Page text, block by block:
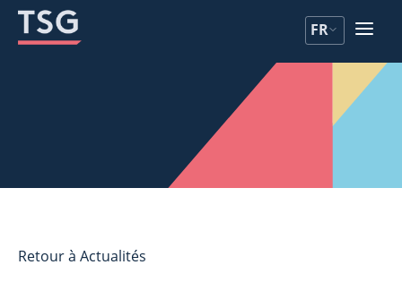
Aller
Aller
FR
Retour à Actualités